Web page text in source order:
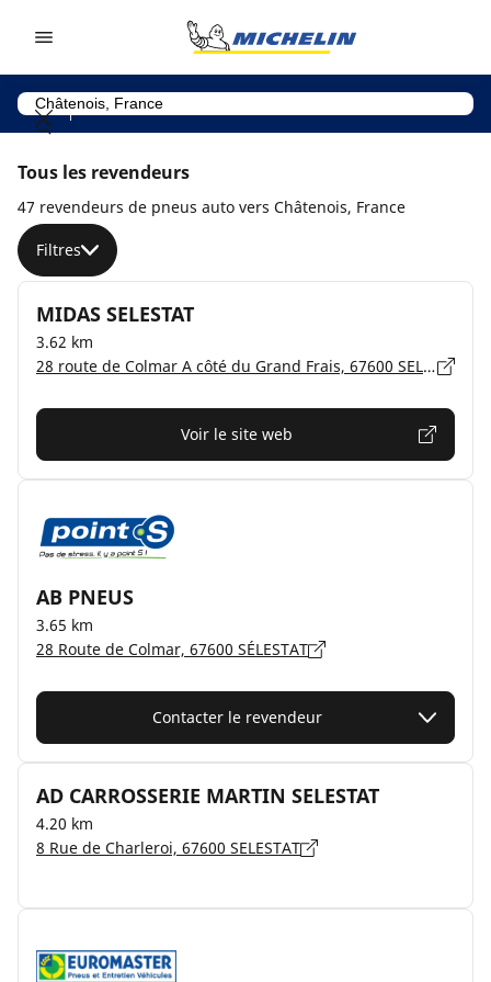
Tous les revendeurs
47 revendeurs de pneus auto vers Châtenois, France
Filtres
MIDAS SELESTAT
3.62 km
28 route de Colmar A côté du Grand Frais, 67600 SELESTAT
Voir le site web
AB PNEUS
3.65 km
28 Route de Colmar, 67600 SÉLESTAT
Contacter le revendeur
AD CARROSSERIE MARTIN SELESTAT
4.20 km
8 Rue de Charleroi, 67600 SELESTAT